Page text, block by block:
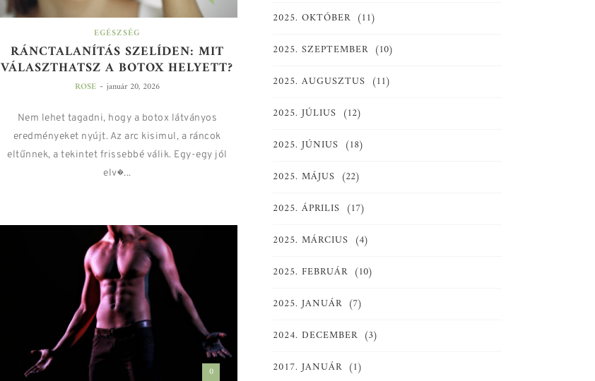
EGÉSZSÉG
RÁNCTALANÍTÁS SZELÍDEN: MIT
VÁLASZTHATSZ A BOTOX HELYETT?
ROSE - január 20, 2026
Nem lehet tagadni, hogy a botox látványos
eredményeket nyújt. Az arc kisimul, a ráncok
eltűnnek, a tekintet frissebbé válik. Egy-egy jól
elv�...
0
2025. OKTÓBER (11)
2025. SZEPTEMBER (10)
2025. AUGUSZTUS (11)
2025. JÚLIUS (12)
2025. JÚNIUS (18)
2025. MÁJUS (22)
2025. ÁPRILIS (17)
2025. MÁRCIUS (4)
2025. FEBRUÁR (10)
2025. JANUÁR (7)
2024. DECEMBER (3)
2017. JANUÁR (1)